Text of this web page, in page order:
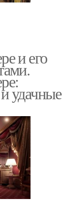
и его
удачные